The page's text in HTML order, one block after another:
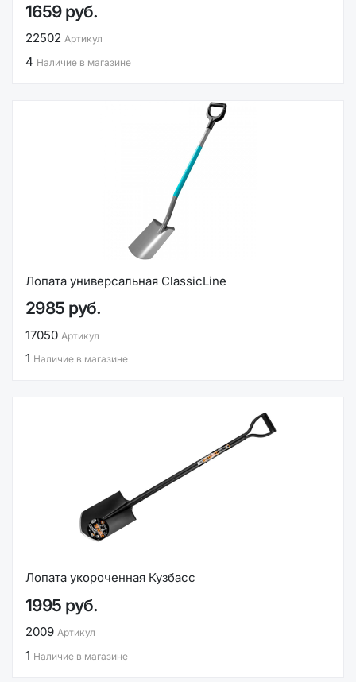
1659 руб.
22502 Артикул
4 Наличие в магазине
Лопата универсальная ClassicLine
2985 руб.
17050 Артикул
1 Наличие в магазине
Лопата укороченная Кузбасс
1995 руб.
2009 Артикул
1 Наличие в магазине